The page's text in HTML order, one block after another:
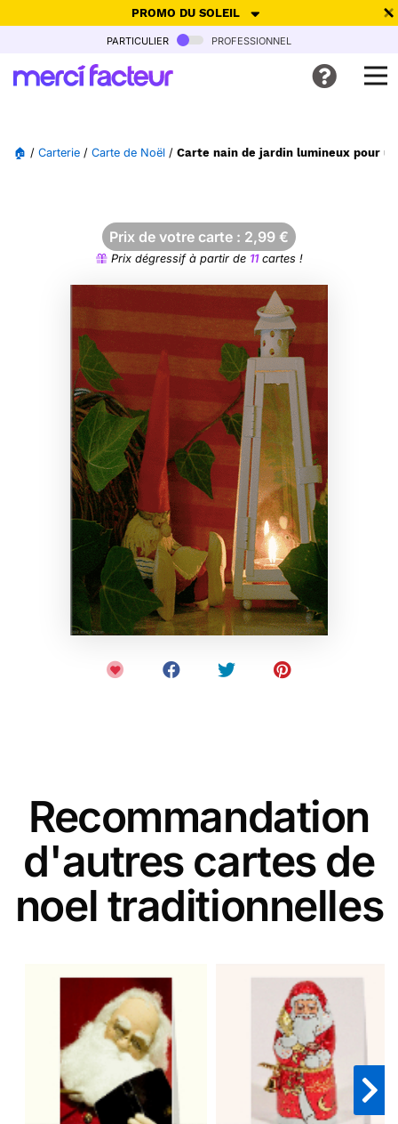
PROMO DU SOLEIL
-30% de réduction avec le code SUMMER26pour envoyer des
Ne plus afficher
particulier professionnel
🏠 / Carterie / Carte de Noël / Carte nain de jardin lumineux pour
Prix de votre carte : 2,99 €
Prix dégressif à partir de 11cartes !
Recommandation
d'autres cartes de
noel traditionnelles